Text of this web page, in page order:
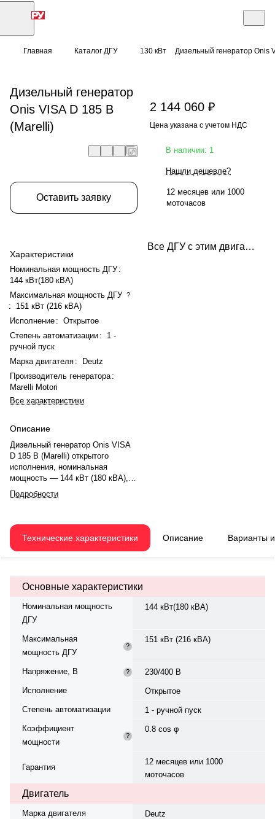
Главная Каталог ДГУ 130 кВт Дизельный генератор Onis
Дизельный генератор
Onis VISA D 185 B
(Marelli)
Оставить заявку
Характеристики
Номинальная мощность ДГУ :
144 кВт(180 кВА)
Максимальная мощность ДГУ ?
:
151 кВт (216 кВА)
Исполнение : Открытое
Степень автоматизации :
1 -
ручной пуск
Марка двигателя :
Deutz
Производитель генератора :
Marelli Motori
Все характеристики
Описание
Дизельный генератор Onis VISA
D 185 B (Marelli) открытого
исполнения, номинальная
мощность — 144 кВт (180 кВА),
максимальная — 151 кВт (216
кВА). Двигатель Deutz BF6M
электронным регулятором.
Система охлаждения —
Motori, синхронный, трёхфазный,
230/400 В, 50 Гц. Топливо —
топлива при 75% нагрузке — 34,2
л/ч. Время автономной работы —
2655×1100×1915 мм.
Производство: Италия, гарантия
моточасов.
Подробности
2 144 060 ₽
Цена указана с учетом НДС
В наличии: 1
Нашли дешевле?
12 месяцев или 1000
моточасов
Все ДГУ с этим двигателем
Технические характеристики Описание Варианты
Основные характеристики
Номинальная мощность
ДГУ
144 кВт(180 кВА)
Максимальная
мощность ДГУ
?
151 кВт (216 кВА)
Напряжение, В ?
230/400 В
Исполнение
Открытое
Степень автоматизации
1 - ручной пуск
Коэффициент
мощности
?
0.8 cos φ
Гарантия
12 месяцев или 1000
моточасов
Двигатель
Марка двигателя
Deutz